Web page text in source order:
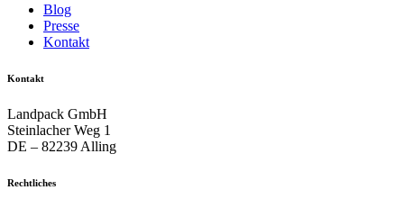
Blog
Presse
Kontakt
Kontakt
Landpack GmbH
Steinlacher Weg 1
DE – 82239 Alling
Rechtliches